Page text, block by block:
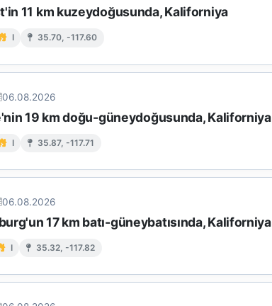
11 km kuzeydoğusunda, Kaliforniya
I 35.70, -117.60
06.08.2026
19 km doğu-güneydoğusunda, Kaliforniya
I 35.87, -117.71
06.08.2026
17 km batı-güneybatısında, Kaliforniya
I 35.32, -117.82